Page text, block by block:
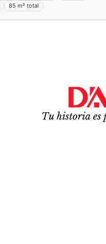
85 m² total